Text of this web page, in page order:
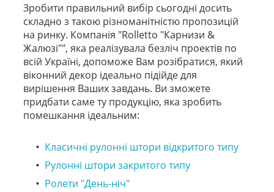
Зробити правильний вибір сьогодні досить
складно з такою різноманітністю пропозицій
на ринку. Компанія "Rolletto "Карнизи &
Жалюзі"", яка реалізувала безліч проектів по
всій Україні, допоможе Вам розібратися, який
віконний декор ідеально підійде для
вирішення Ваших завдань. Ви зможете
придбати саме ту продукцію, яка зробить
помешкання ідеальним:
Класичні рулонні штори відкритого типу
Рулонні штори закритого типу
Ролети "День-ніч"